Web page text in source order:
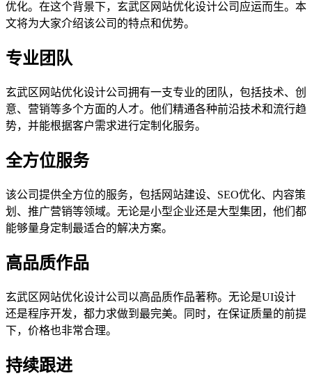
优化。在这个背景下，玄武区网站优化设计公司应运而生。本
文将为大家介绍该公司的特点和优势。
专业团队
玄武区网站优化设计公司拥有一支专业的团队，包括技术、创
意、营销等多个方面的人才。他们精通各种前沿技术和流行趋
势，并能根据客户需求进行定制化服务。
全方位服务
该公司提供全方位的服务，包括网站建设、SEO优化、内容策
划、推广营销等领域。无论是小型企业还是大型集团，他们都
能够量身定制最适合的解决方案。
高品质作品
玄武区网站优化设计公司以高品质作品著称。无论是UI设计
还是程序开发，都力求做到最完美。同时，在保证质量的前提
下，价格也非常合理。
持续跟进